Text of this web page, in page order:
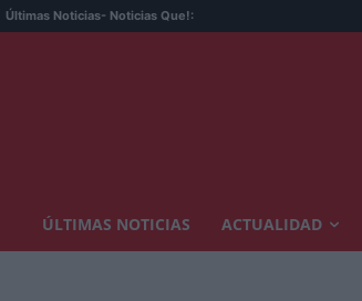
Últimas Noticias- Noticias Que!:
ÚLTIMAS NOTICIAS ACTUALIDAD